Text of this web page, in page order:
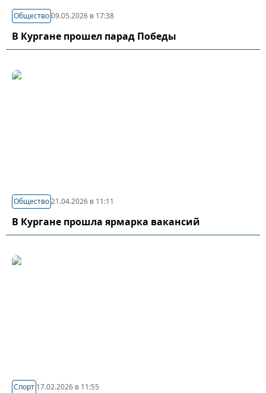
Общество09.05.2026 в 17:38
В Кургане прошел парад Победы
Общество21.04.2026 в 11:11
В Кургане прошла ярмарка вакансий
Спорт 17.02.2026 в 11:55